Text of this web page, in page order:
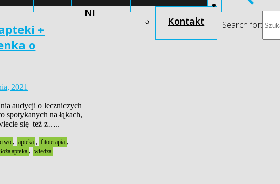
NI
Kontakt Search for:
+
o
2021
audycji o leczniczych
spotykanych na łąkach,
się też z…..
, apteka , fitoterapia ,
apteka , wiedza